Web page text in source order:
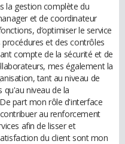
la gestion complète du
et de coordinateur
d’optimiser le service
et des contrôles
compte de la sécurité et de
mes également la
tant au niveau de
niveau de la
part mon rôle d'interface
au renforcement
afin de lisser et
du client sont mon